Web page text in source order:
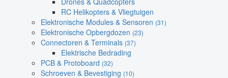
RC Helikopters & Vliegtuigen
Elektronische Modules & Sensoren (31)
Elektronische Opbergdozen (23)
Connectoren & Terminals (37)
Elektrische Bedrading
PCB & Protoboard (32)
Schroeven & Bevestiging (10)